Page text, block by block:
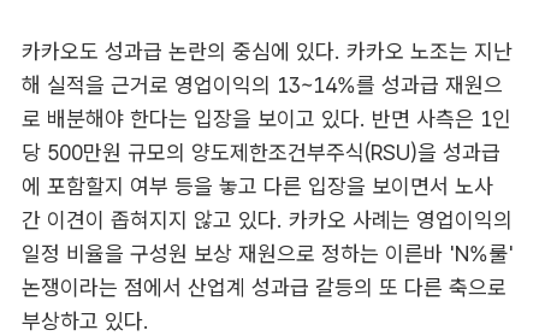
카카오도 성과급 논란의 중심에 있다. 카카오 노조는 지난
해 실적을 근거로 영업이익의 13~14%를 성과급 재원으
로 배분해야 한다는 입장을 보이고 있다. 반면 사측은 1인
당 500만원 규모의 양도제한조건부주식(RSU)을 성과급
에 포함할지 여부 등을 놓고 다른 입장을 보이면서 노사
간 이견이 좁혀지지 않고 있다. 카카오 사례는 영업이익의
일정 비율을 구성원 보상 재원으로 정하는 이른바 'N%룰'
논쟁이라는 점에서 산업계 성과급 갈등의 또 다른 축으로
부상하고 있다.